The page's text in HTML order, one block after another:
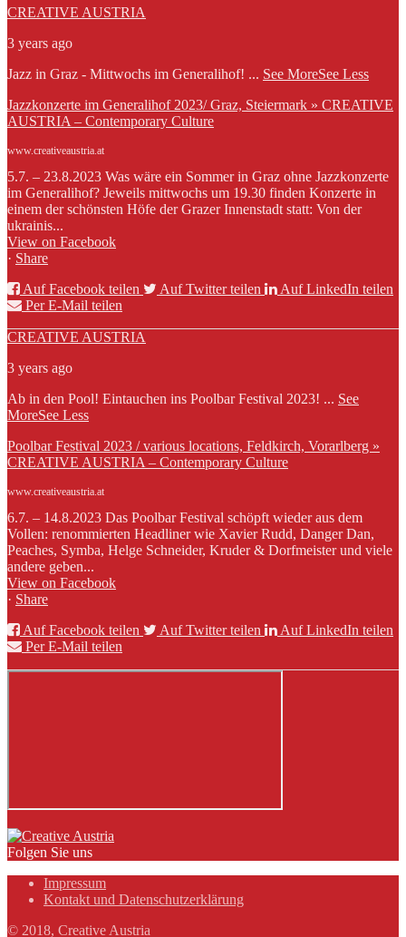
CREATIVE AUSTRIA
3 years ago
Jazz in Graz - Mittwochs im Generalihof! ... See MoreSee Less
Jazzkonzerte im Generalihof 2023/ Graz, Steiermark » CREATIVE
AUSTRIA – Contemporary Culture
www.creativeaustria.at
5.7. – 23.8.2023 Was wäre ein Sommer in Graz ohne Jazzkonzerte
im Generalihof? Jeweils mittwochs um 19.30 finden Konzerte in
einem der schönsten Höfe der Grazer Innenstadt statt: Von der
ukrainis...
View on Facebook
· Share
Auf Facebook teilen
Auf Twitter teilen
Auf LinkedIn teilen
Per E-Mail teilen
CREATIVE AUSTRIA
3 years ago
Ab in den Pool! Eintauchen ins Poolbar Festival 2023! ... See
MoreSee Less
Poolbar Festival 2023 / various locations, Feldkirch, Vorarlberg »
CREATIVE AUSTRIA – Contemporary Culture
www.creativeaustria.at
6.7. – 14.8.2023 Das Poolbar Festival schöpft wieder aus dem
Vollen: renommierten Headliner wie Xavier Rudd, Danger Dan,
Peaches, Symba, Helge Schneider, Kruder & Dorfmeister und viele
andere geben...
View on Facebook
· Share
Auf Facebook teilen
Auf Twitter teilen
Auf LinkedIn teilen
Per E-Mail teilen
Folgen Sie uns
Impressum
Kontakt und Datenschutzerklärung
© 2018, Creative Austria